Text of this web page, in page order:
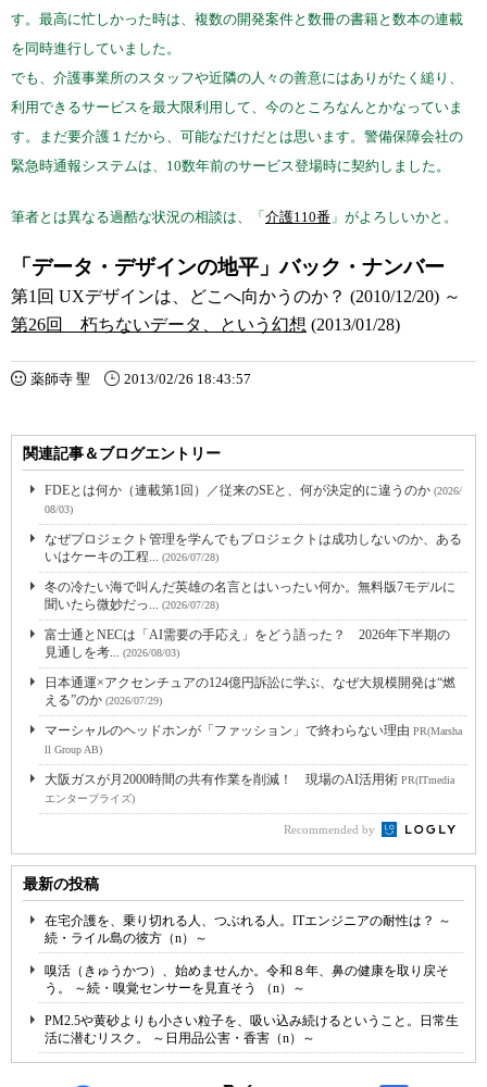
す。最高に忙しかった時は、複数の開発案件と数冊の書籍と数本の連載
を同時進行していました。
でも、介護事業所のスタッフや近隣の人々の善意にはありがたく縋り、
利用できるサービスを最大限利用して、今のところなんとかなっていま
す。まだ要介護１だから、可能なだけだとは思います。警備保障会社の
緊急時通報システムは、10数年前のサービス登場時に契約しました。
筆者とは異なる過酷な状況の相談は、「 介護110番 」がよろしいかと。
「データ・デザインの地平」バック・ナンバー
第1回 UXデザインは、どこへ向かうのか？ (2010/12/20) ～
第26回 朽ちないデータ、という幻想 (2013/01/28)
薬師寺 聖 2013/02/26 18:43:57
関連記事＆ブログエントリー
FDEとは何か（連載第1回）／従来のSEと、何が決定的に違うのか (2026/
08/03)
なぜプロジェクト管理を学んでもプロジェクトは成功しないのか、ある
いはケーキの工程... (2026/07/28)
冬の冷たい海で叫んだ英雄の名言とはいったい何か。無料版7モデルに
聞いたら微妙だっ... (2026/07/28)
富士通とNECは「AI需要の手応え」をどう語った？ 2026年下半期の
見通しを考... (2026/08/03)
日本通運×アクセンチュアの124億円訴訟に学ぶ、なぜ大規模開発は“燃
える”のか (2026/07/29)
マーシャルのヘッドホンが「ファッション」で終わらない理由 PR(Marsha
ll Group AB)
大阪ガスが月2000時間の共有作業を削減！ 現場のAI活用術 PR(ITmedia
エンタープライズ)
Recommended by
最新の投稿
在宅介護を、乗り切れる人、つぶれる人。ITエンジニアの耐性は？ ～
続・ライル島の彼方（n）～
嗅活（きゅうかつ）、始めませんか。令和８年、鼻の健康を取り戻そ
う。 ～続・嗅覚センサーを見直そう （n）～
PM2.5や黄砂よりも小さい粒子を、吸い込み続けるということ。日常生
活に潜むリスク。 ～日用品公害・香害（n）～